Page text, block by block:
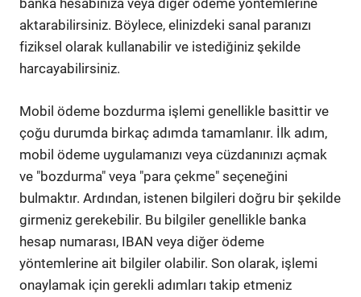
banka hesabınıza veya diğer ödeme yöntemlerine
aktarabilirsiniz. Böylece, elinizdeki sanal paranızı
fiziksel olarak kullanabilir ve istediğiniz şekilde
harcayabilirsiniz.
Mobil ödeme bozdurma işlemi genellikle basittir ve
çoğu durumda birkaç adımda tamamlanır. İlk adım,
mobil ödeme uygulamanızı veya cüzdanınızı açmak
ve "bozdurma" veya "para çekme" seçeneğini
bulmaktır. Ardından, istenen bilgileri doğru bir şekilde
girmeniz gerekebilir. Bu bilgiler genellikle banka
hesap numarası, IBAN veya diğer ödeme
yöntemlerine ait bilgiler olabilir. Son olarak, işlemi
onaylamak için gerekli adımları takip etmeniz